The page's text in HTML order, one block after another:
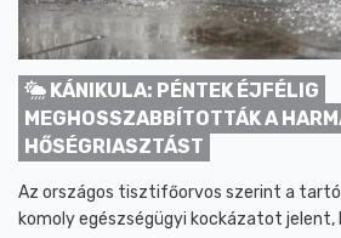
KÁNIKULA: PÉNTEK ÉJFÉLIG
MEGHOSSZABBÍTOTTÁK A
HŐSÉGRIASZTÁST
Az országos tisztifőorvos szerint a
komoly egészségügyi kockázatot jelent,